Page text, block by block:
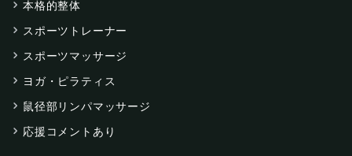
本格的整体
スポーツトレーナー
スポーツマッサージ
ヨガ・ピラティス
鼠径部リンパマッサージ
応援コメントあり